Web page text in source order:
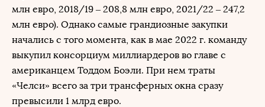
млн евро, 2018/19 – 208,8 млн евро, 2021/22 – 247,2
млн евро). Однако самые грандиозные закупки
начались с того момента, как в мае 2022 г. команду
выкупил консорциум миллиардеров во главе с
американцем Тоддом Боэли. При нем траты
«Челси» всего за три трансферных окна сразу
превысили 1 млрд евро.